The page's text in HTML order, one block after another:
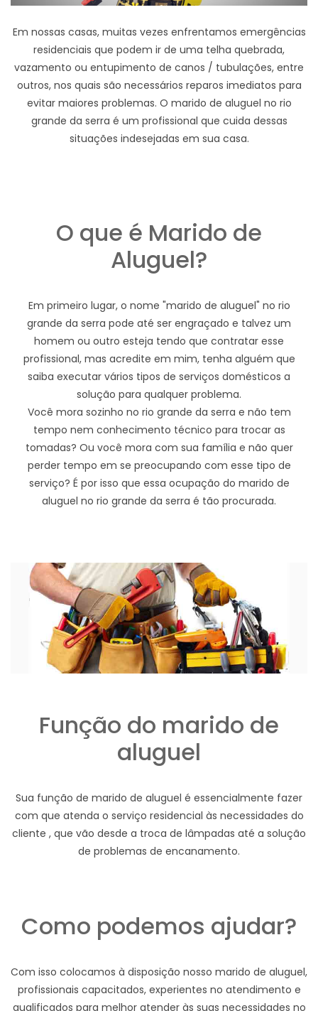
Em nossas casas, muitas vezes enfrentamos emergências
residenciais que podem ir de uma telha quebrada,
vazamento ou entupimento de canos / tubulações, entre
outros, nos quais são necessários reparos imediatos para
evitar maiores problemas. O marido de aluguel no rio
grande da serra é um profissional que cuida dessas
situações indesejadas em sua casa.
O que é Marido de
Aluguel?
Em primeiro lugar, o nome "marido de aluguel" no rio
grande da serra pode até ser engraçado e talvez um
homem ou outro esteja tendo que contratar esse
profissional, mas acredite em mim, tenha alguém que
saiba executar vários tipos de serviços domésticos a
solução para qualquer problema.
Você mora sozinho no rio grande da serra e não tem
tempo nem conhecimento técnico para trocar as
tomadas? Ou você mora com sua família e não quer
perder tempo em se preocupando com esse tipo de
serviço? É por isso que essa ocupação do marido de
aluguel no rio grande da serra é tão procurada.
Função do marido de
aluguel
Sua função de marido de aluguel é essencialmente fazer
com que atenda o serviço residencial às necessidades do
cliente , que vão desde a troca de lâmpadas até a solução
de problemas de encanamento.
Como podemos ajudar?
Com isso colocamos à disposição nosso marido de aluguel,
profissionais capacitados, experientes no atendimento e
qualificados para melhor atender às suas necessidades no